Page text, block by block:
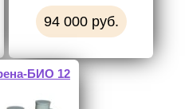
94 000 руб.
БИО 12